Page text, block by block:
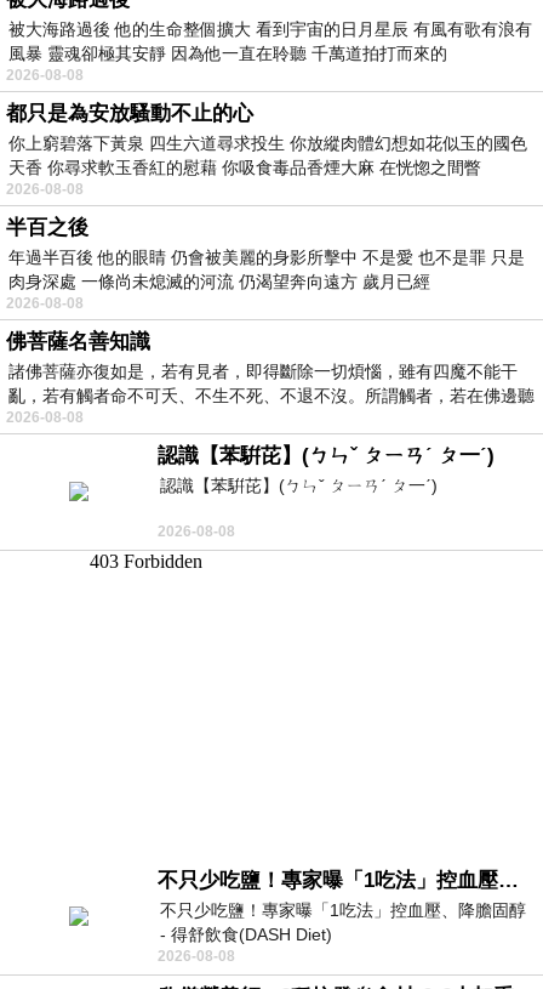
被大海路過後 他的生命整個擴大 看到宇宙的日月星辰 有風有歌有浪有
風暴 靈魂卻極其安靜 因為他一直在聆聽 千萬道拍打而來的
2026-08-08
都只是為安放騷動不止的心
你上窮碧落下黃泉 四生六道尋求投生 你放縱肉體幻想如花似玉的國色
天香 你尋求軟玉香紅的慰藉 你吸食毒品香煙大麻 在恍惚之間瞥
2026-08-08
半百之後
年過半百後 他的眼睛 仍會被美麗的身影所擊中 不是愛 也不是罪 只是
肉身深處 一條尚未熄滅的河流 仍渴望奔向遠方 歲月已經
2026-08-08
佛菩薩名善知識
諸佛菩薩亦復如是，若有見者，即得斷除一切煩惱，雖有四魔不能干
亂，若有觸者命不可夭、不生不死、不退不沒。所謂觸者，若在佛邊聽
受
2026-08-08
認識【苯騈芘】(ㄅㄣˇ ㄆㄧㄢˊ ㄆ一ˊ)
認識【苯騈芘】(ㄅㄣˇ ㄆㄧㄢˊ ㄆ一ˊ)
2026-08-08
不只少吃鹽！專家曝「1吃法」控血壓、降膽固醇 - 得舒飲食(DASH Diet)
不只少吃鹽！專家曝「1吃法」控血壓、降膽固醇
- 得舒飲食(DASH Diet)
https://www.facebook.com/dietitiansophia/
posts/157966
2026-08-08